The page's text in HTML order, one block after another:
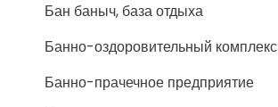
Бан баныч, база отдыха
Банно-оздоровительный комплекс
Банно-прачечное предприятие